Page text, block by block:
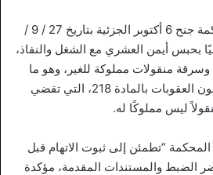
بحسب حكم صادر عن محكمة جنح 6 أكتوبر الجزئية بتاريخ 27 / 9 /
بحبس أيمن العشري مع الشغل والنفاذ،
منقولات مملوكة للغير، وهو ما
يُعد جريمة موصوفة في قانون العقوبات بالمادة 218، التي تقضي
ليس مملوكًا له.
“تطمئن إلى ثبوت الاتهام قبل
الضبط والمستندات المقدمة، مؤكدة